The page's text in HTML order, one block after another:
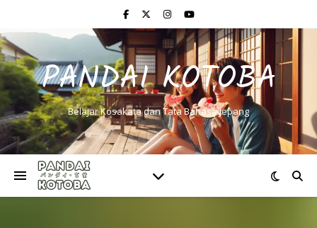
PANDAI KOTOBA
Belajar Kosakata dan Tata Bahasa Jepang